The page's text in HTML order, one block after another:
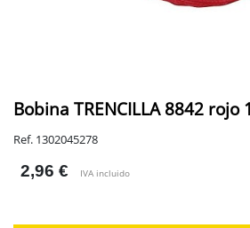
Bobina TRENCILLA 8842 rojo
Ref. 1302045278
2,96 € IVA incluido